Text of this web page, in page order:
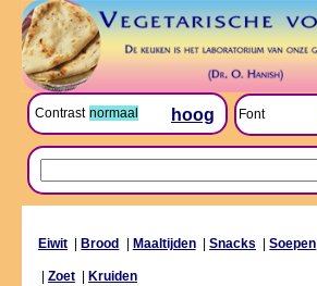
Contrast normaal hoog Font
Eiwit Brood Maaltijden|Snacks |Soepen
Zoet Kruiden